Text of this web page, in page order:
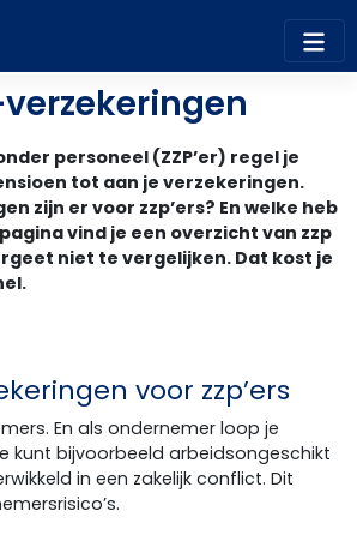
verzekeringen
personeel (ZZP’er) regel je
tot aan je verzekeringen.
zijn er voor zzp’ers? En welke heb
vind je een overzicht van zzp
niet te vergelijken. Dat kost je
voor zzp’ers
En als ondernemer loop je
kunt bijvoorbeeld arbeidsongeschikt
in een zakelijk conflict. Dit